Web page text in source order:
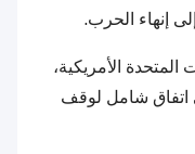
إنهاء الحرب.
المتحدة الأمريكية،
اتفاق شامل لوقف